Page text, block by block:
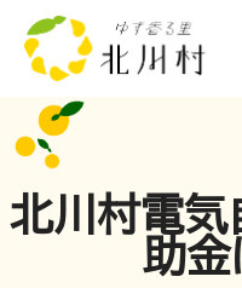
北川村電気
助金